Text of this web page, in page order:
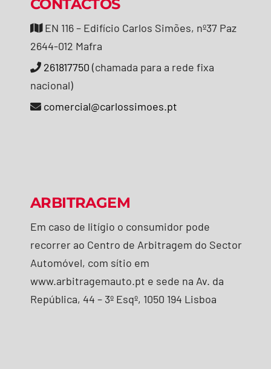
CONTACTOS
EN 116 – Edifício Carlos Simões, nº37 Paz
2644-012 Mafra
261817750 (chamada para a rede fixa
nacional)
comercial@carlossimoes.pt
ARBITRAGEM
Em caso de litígio o consumidor pode
recorrer ao Centro de Arbitragem do Sector
Automóvel, com sítio em
www.arbitragemauto.pt e sede na Av. da
República, 44 – 3º Esqº, 1050 194 Lisboa